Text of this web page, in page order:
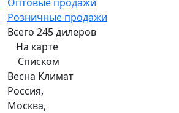
Розничные продажи
Всего 245 дилеров
На карте
Списком
Весна Климат
Россия,
Москва,